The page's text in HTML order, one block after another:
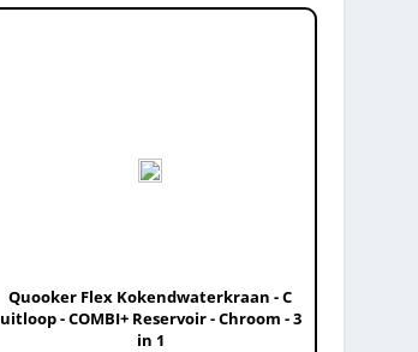
Quooker Flex Kokendwaterkraan - C
uitloop - COMBI+ Reservoir - Chroom - 3
in 1